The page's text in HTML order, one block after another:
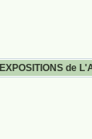
EXPOSITIONS de